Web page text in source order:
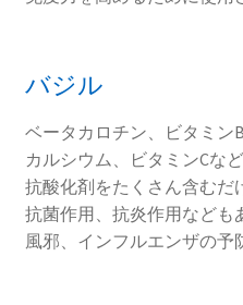
バジル
ベータカロチン、ビタミン
カルシウム、ビタミンCなど
抗酸化剤をたくさん含むだ
抗菌作用、抗炎作用なども
風邪、インフルエンザの予